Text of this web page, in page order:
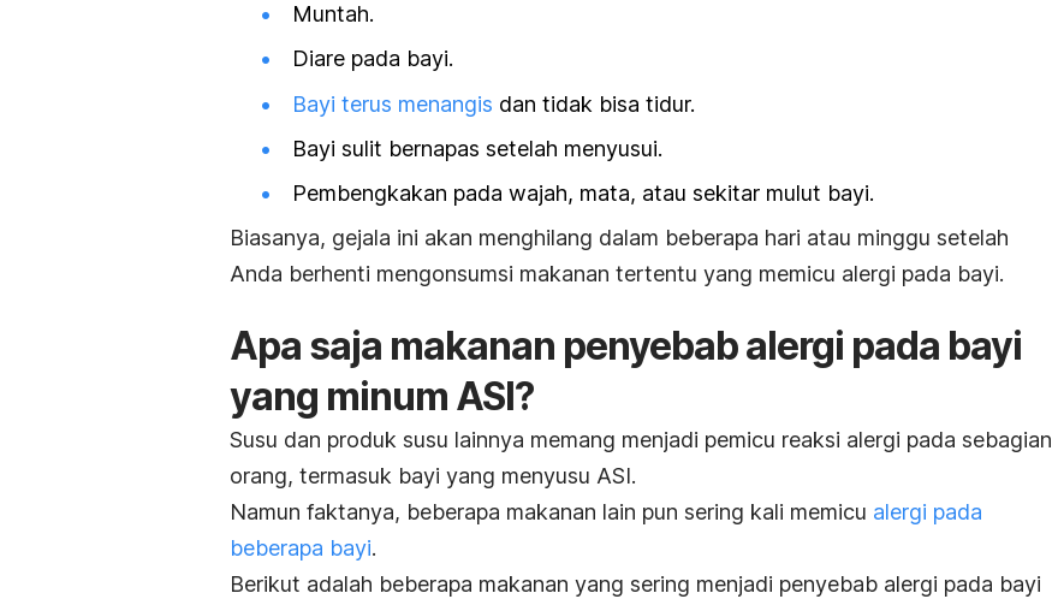
Muntah.
Diare pada bayi.
Bayi terus menangis dan tidak bisa tidur.
Bayi sulit bernapas setelah menyusui.
Pembengkakan pada wajah, mata, atau sekitar mulut bayi.
Biasanya, gejala ini akan menghilang dalam beberapa hari atau minggu setelah
Anda berhenti mengonsumsi makanan tertentu yang memicu alergi pada bayi.
Apa saja makanan penyebab alergi pada bayi
yang minum ASI?
Susu dan produk susu lainnya memang menjadi pemicu reaksi alergi pada sebagian
orang, termasuk bayi yang menyusu ASI.
Namun faktanya, beberapa makanan lain pun sering kali memicu alergi pada
beberapa bayi.
Berikut adalah beberapa makanan yang sering menjadi penyebab alergi pada bayi